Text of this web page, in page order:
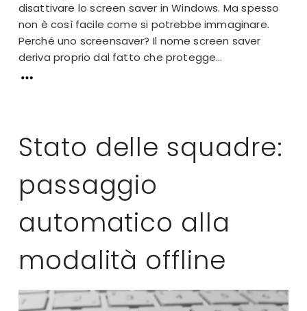
disattivare lo screen saver in Windows. Ma spesso
non è così facile come si potrebbe immaginare.
Perché uno screensaver? Il nome screen saver
deriva proprio dal fatto che protegge...
Stato delle squadre:
passaggio
automatico alla
modalità offline